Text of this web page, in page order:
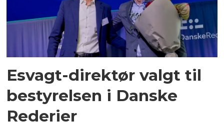
Esvagt-direktør valgt til
bestyrelsen i Danske
Rederier